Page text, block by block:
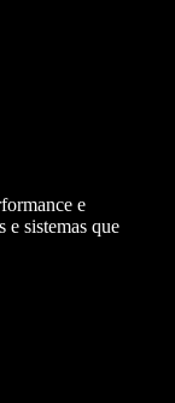
e
e sistemas que